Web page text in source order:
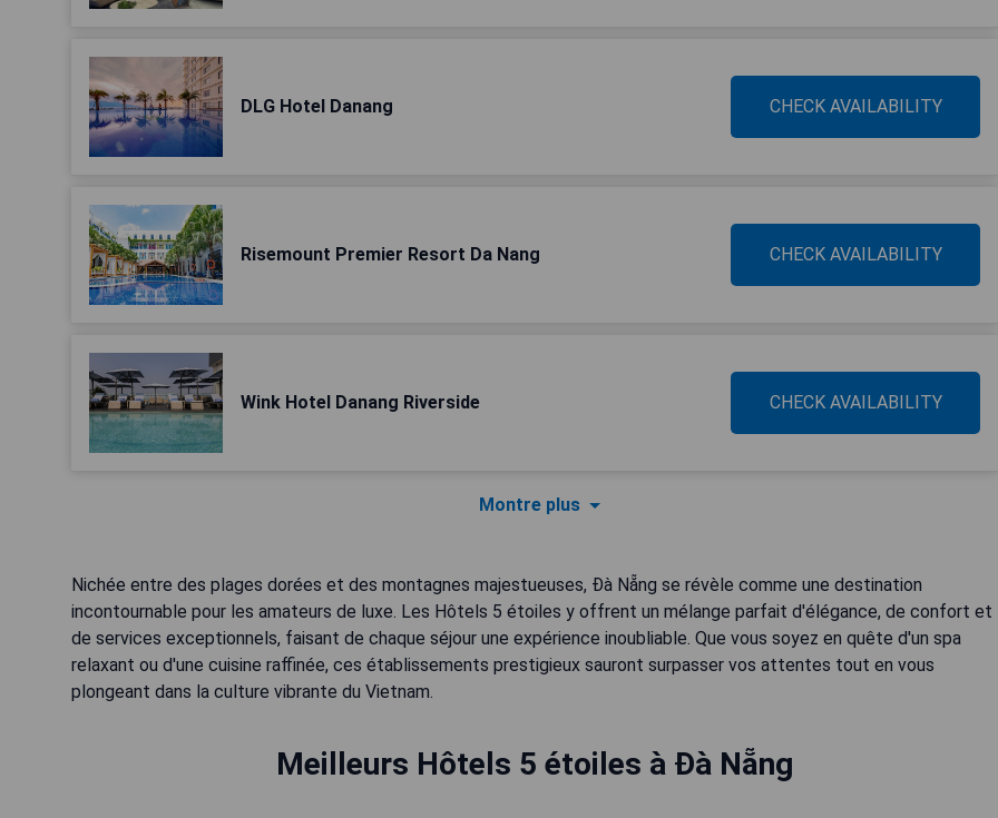
DLG Hotel Danang CHECK AVAILABILITY
Risemount Premier Resort Da Nang CHECK AVAILABILITY
Wink Hotel Danang Riverside CHECK AVAILABILITY
Montre plus
Nichée entre des plages dorées et des montagnes majestueuses, Đà Nẵng se révèle comme une destination
incontournable pour les amateurs de luxe. Les Hôtels 5 étoiles y offrent un mélange parfait d'élégance, de confort et
de services exceptionnels, faisant de chaque séjour une expérience inoubliable. Que vous soyez en quête d'un spa
relaxant ou d'une cuisine raffinée, ces établissements prestigieux sauront surpasser vos attentes tout en vous
plongeant dans la culture vibrante du Vietnam.
Meilleurs Hôtels 5 étoiles à Đà Nẵng